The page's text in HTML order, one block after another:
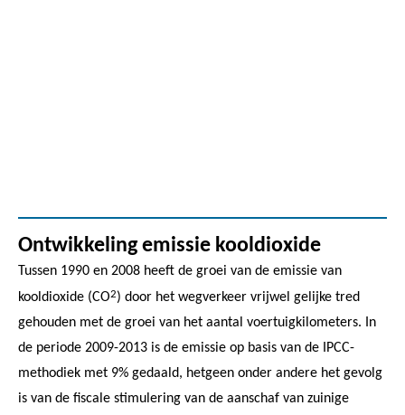
Ontwikkeling emissie kooldioxide
Tussen 1990 en 2008 heeft de groei van de emissie van
kooldioxide (CO2) door het wegverkeer vrijwel gelijke tred
gehouden met de groei van het aantal voertuigkilometers. In
de periode 2009-2013 is de emissie op basis van de IPCC-
methodiek met 9% gedaald, hetgeen onder andere het gevolg
is van de fiscale stimulering van de aanschaf van zuinige